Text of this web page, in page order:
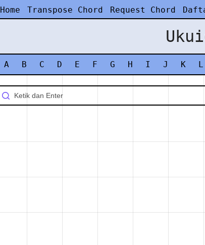
Home Transpose Chord Request Chord
A B C D E F G H I J K L